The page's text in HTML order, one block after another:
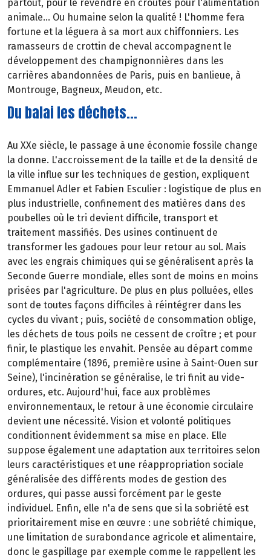
partout, pour le revendre en croûtes pour l'alimentation
animale... Ou humaine selon la qualité ! L'homme fera
fortune et la léguera à sa mort aux chiffonniers. Les
ramasseurs de crottin de cheval accompagnent le
développement des champignonnières dans les
carrières abandonnées de Paris, puis en banlieue, à
Montrouge, Bagneux, Meudon, etc.
Du balai les déchets...
Au XXe siècle, le passage à une économie fossile change
la donne. L'accroissement de la taille et de la densité de
la ville influe sur les techniques de gestion, expliquent
Emmanuel Adler et Fabien Esculier : logistique de plus en
plus industrielle, confinement des matières dans des
poubelles où le tri devient difficile, transport et
traitement massifiés. Des usines continuent de
transformer les gadoues pour leur retour au sol. Mais
avec les engrais chimiques qui se généralisent après la
Seconde Guerre mondiale, elles sont de moins en moins
prisées par l'agriculture. De plus en plus polluées, elles
sont de toutes façons difficiles à réintégrer dans les
cycles du vivant ; puis, société de consommation oblige,
les déchets de tous poils ne cessent de croître ; et pour
finir, le plastique les envahit. Pensée au départ comme
complémentaire (1896, première usine à Saint-Ouen sur
Seine), l'incinération se généralise, le tri finit au vide-
ordures, etc. Aujourd'hui, face aux problèmes
environnementaux, le retour à une économie circulaire
devient une nécessité. Vision et volonté politiques
conditionnent évidemment sa mise en place. Elle
suppose également une adaptation aux territoires selon
leurs caractéristiques et une réappropriation sociale
généralisée des différents modes de gestion des
ordures, qui passe aussi forcément par le geste
individuel. Enfin, elle n'a de sens que si la sobriété est
prioritairement mise en œuvre : une sobriété chimique,
une limitation de surabondance agricole et alimentaire,
donc le gaspillage par exemple comme le rappellent les